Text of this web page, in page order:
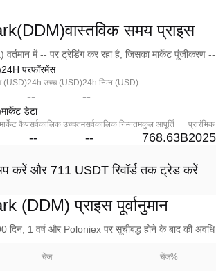
समय प्राइस
में -- पर ट्रेडिंग कर रहा है, जिसका मार्केट पूंजीकरण
परफॉरमेंस
(USD)24h उच्च (USD)
--
24h निम्न (USD)
--
डेटा
कैपसर्वकालिक उच्चतम
--
सर्वकालिक निम्नतम
--
कुल आपूर्ति
768.63B
प्रारंभिक
करें और 711 USDT रिवॉर्ड तक ट्रेड करें
(DDM) प्राइस पूर्वानुमान
दिन, 1 वर्ष और Poloniex पर सूचीबद्ध होने के बाद की
चेंज चेंज%